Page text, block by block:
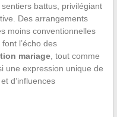
battus, privilégiant
Des arrangements
moins conventionnelles
l’écho des
mariage, tout comme
une expression unique de
d’influences